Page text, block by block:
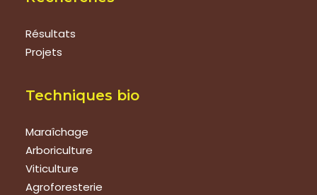
Résultats
Projets
Techniques bio
Maraîchage
Arboriculture
Viticulture
Agroforesterie